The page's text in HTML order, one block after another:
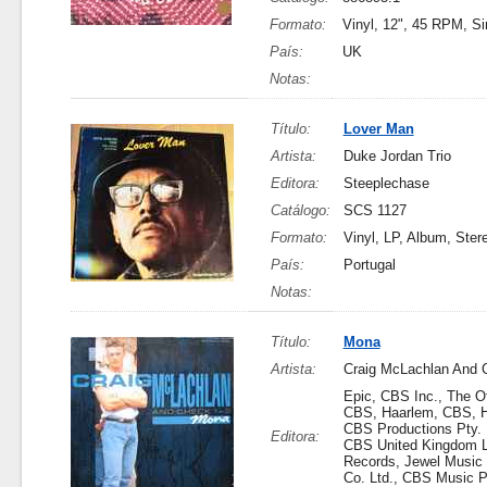
Formato:
Vinyl, 12", 45 RPM,
País:
UK
Notas:
Título:
Lover Man
Artista:
Duke Jordan Trio
Editora:
Steeplechase
Catálogo:
SCS 1127
Formato:
Vinyl, LP, Album,
País:
Portugal
Notas:
Título:
Mona
Artista:
Craig McLachlan And
Editora:
Epic, CBS Inc., The
CBS, Haarlem, CBS,
CBS Productions Pty.
CBS United Kingdom
Records, Jewel Music
Co. Ltd., CBS Music